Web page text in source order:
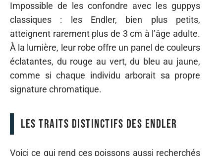
Impossible de les confondre avec les guppys
classiques : les Endler, bien plus petits,
atteignent rarement plus de 3 cm à l’âge adulte.
À la lumière, leur robe offre un panel de couleurs
éclatantes, du rouge au vert, du bleu au jaune,
comme si chaque individu arborait sa propre
signature chromatique.
Les traits distinctifs des Endler
Voici ce qui rend ces poissons aussi recherchés